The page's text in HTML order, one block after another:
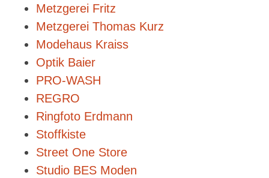
Metzgerei Fritz
Metzgerei Thomas Kurz
Modehaus Kraiss
Optik Baier
PRO-WASH
REGRO
Ringfoto Erdmann
Stoffkiste
Street One Store
Studio BES Moden